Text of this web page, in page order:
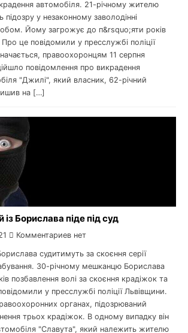
автомобіля. 21-річному жителю
підозру у незаконному заволодінні
Йому загрожує до п&rsquo;яти років
Про це повідомили у пресслужбі поліції
правоохоронцям 11 серпня
повідомлення про викрадення
"Джилі", який власник, 62-річний
на […]
із Борислава піде під суд
Комментариев нет
судитимуть за скоєння серії
30-річному мешканцю Борислава
позбавлення волі за скоєння крадіжок та
у пресслужбі поліції Львівщини.
органах, підозрюваний
трьох крадіжок. В одному випадку він
"Славута", який належить жителю